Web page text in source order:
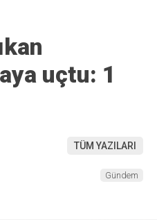
uçtu: 1
TÜM YAZILARI
Gündem